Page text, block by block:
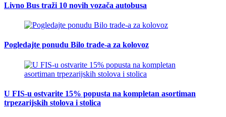
Livno Bus traži 10 novih vozača autobusa
Pogledajte ponudu Bilo trade-a za kolovoz
U FIS-u ostvarite 15% popusta na kompletan asortiman
trpezarijskih stolova i stolica